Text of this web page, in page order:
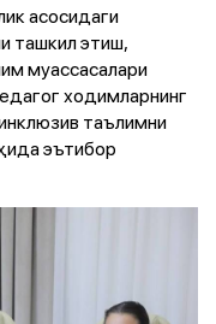
асосидаги
ташкил этиш,
муассасалари
ходимларнинг
таълимни
эътибор